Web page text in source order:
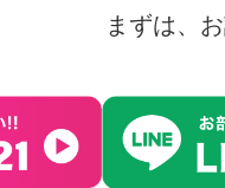
まずは、